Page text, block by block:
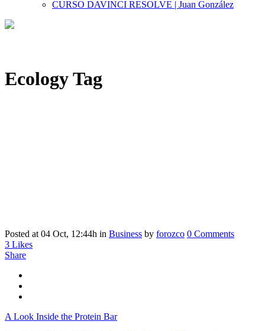
CURSO DAVINCI RESOLVE | Juan González
Ecology Tag
Posted at 04 Oct, 12:44h in Business by forozco 0 Comments
3 Likes
Share
A Look Inside the Protein Bar